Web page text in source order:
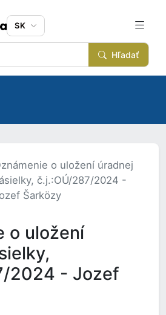
Hľadať
SK
o uložení úradnej
č.j.:OÚ/287/2024 -
Šarközy
o uložení
2024 - Jozef